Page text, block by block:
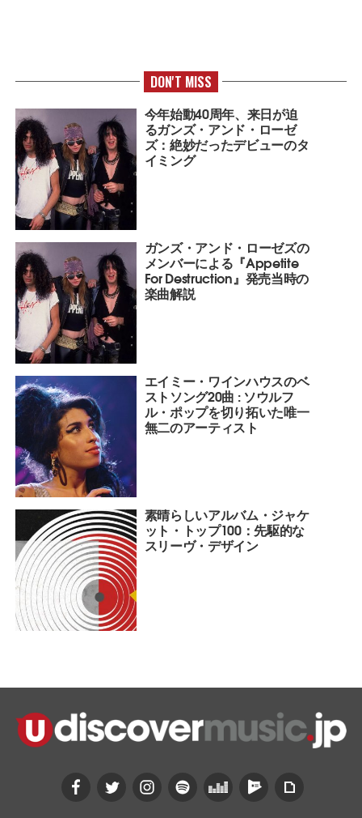
DON'T MISS
今年始動40周年、来日が迫
るガンズ・アンド・ローゼ
ズ：絶妙だったデビューのタ
イミング
ガンズ・アンド・ローゼズの
メンバーによる『Appetite
For Destruction』発売当時の
楽曲解説
エイミー・ワインハウスのベ
ストソング20曲 : ソウルフ
ル・ポップを切り拓いた唯一
無二のアーティスト
素晴らしいアルバム・ジャケ
ット・トップ100：先駆的な
スリーヴ・デザイン